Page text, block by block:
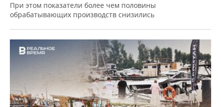
При этом показатели более чем половины
обрабатывающих производств снизились